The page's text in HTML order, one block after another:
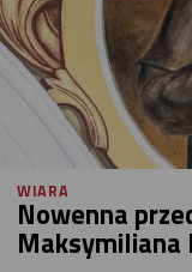
WIARA
Nowenna
Maksymiliana